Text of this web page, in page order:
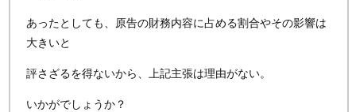
あったとしても、原告の財務内容に占める割合やその影響は
大きいと
評さざるを得ないから、上記主張は理由がない。
いかがでしょうか？